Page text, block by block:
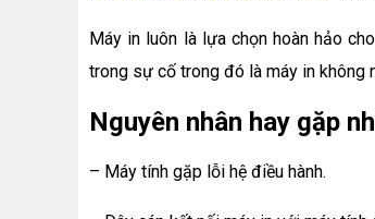
Máy in luôn là lựa chọn hoàn hảo
trong sự cố trong đó là máy in không
Nguyên nhân hay gặp
– Máy tính gặp lỗi hệ điều hành.